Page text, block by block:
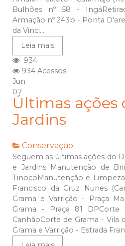
Bulhões nº 58 -
Armação nº 243b - Ponta
da Vinci...
Leia mais
934
934 Acessos
Jun
07
Últimas ações
Jardins
Conservação
Seguem as últimas ações do
e Jardins Manutenção de
TinocoManutenção e Limpeza
Francisco da Cruz Nunes
Grama e Varrição - Praça
Grama - Praça 81
CanhãoCorte de Grama - Vila
Grama e Varrição - Estrada